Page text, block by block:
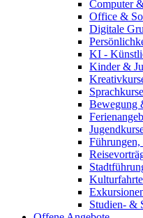
Computer
Office &
Digitale
KI -
Kinder &
Bewegung
Studien- &